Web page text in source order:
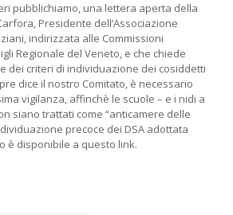
pubblichiamo, una lettera aperta della
Presidente dell’Associazione
indirizzata alle Commissioni
Regionale del Veneto, e che chiede
dei criteri di individuazione dei cosiddetti
dice il nostro Comitato, è necessario
vigilanza, affinchè le scuole – e i nidi a
siano trattati come “anticamere delle
precoce dei DSA adottata
è disponibile a questo link.